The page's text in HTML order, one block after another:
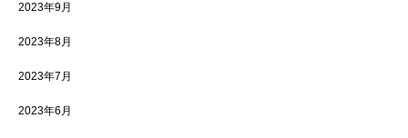
2023年9月
2023年8月
2023年7月
2023年6月